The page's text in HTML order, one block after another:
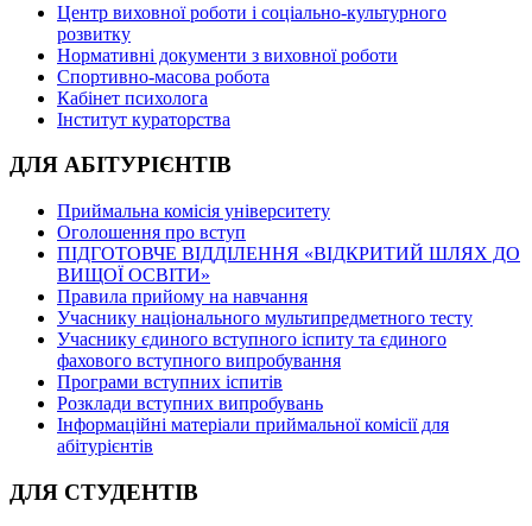
Центр виховної роботи і соціально-культурного
розвитку
Нормативні документи з виховної роботи
Спортивно-масова робота
Кабінет психолога
Інститут кураторства
ДЛЯ АБІТУРІЄНТІВ
Приймальна комісія університету
Оголошення про вступ
ПІДГОТОВЧЕ ВІДДІЛЕННЯ «ВІДКРИТИЙ ШЛЯХ ДО
ВИЩОЇ ОСВІТИ»
Правила прийому на навчання
Учаснику національного мультипредметного тесту
Учаснику єдиного вступного іспиту та єдиного
фахового вступного випробування
Програми вступних іспитів
Розклади вступних випробувань
Інформаційні матеріали приймальної комісії для
абітурієнтів
ДЛЯ СТУДЕНТІВ